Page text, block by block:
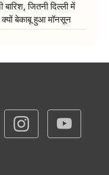
जितनी दिल्ली में
क्यों बेकाबू हुआ मॉनसून